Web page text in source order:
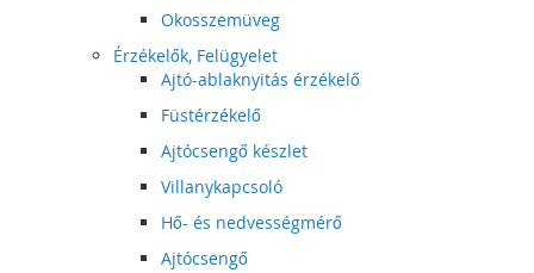
Okosszemüveg
Érzékelők, Felügyelet
Ajtó-ablaknyitás érzékelő
Füstérzékelő
Ajtócsengő készlet
Villanykapcsoló
Hő- és nedvességmérő
Ajtócsengő